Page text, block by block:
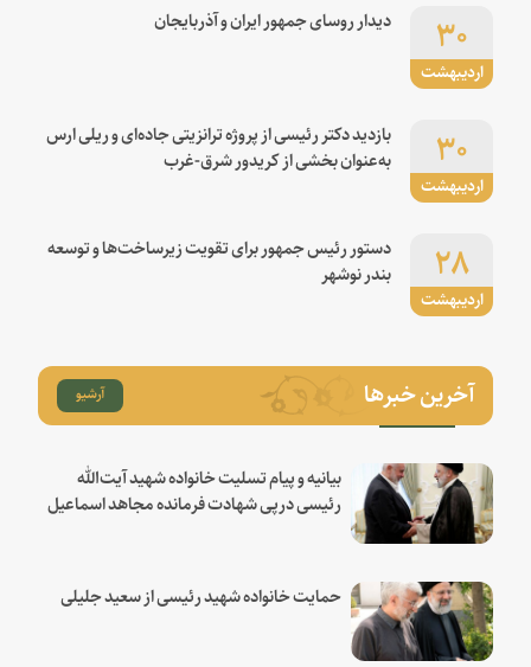
اردیبهشت
۳۰ دیدار روسای جمهور ایران و آذربایجان
اردیبهشت
۳۰
بازدید دکتر رئیسی از پروژه ترانزیتی جاده‌ای و ریلی ارس
به‌عنوان بخشی از کریدور شرق-غرب
اردیبهشت
۲۸
دستور رئیس جمهور برای تقویت زیرساخت‌ها و توسعه
بندر نوشهر
آخرین خبرها آرشیو
بیانیه و پیام تسلیت خانواده شهید آیت‌الله
رئیسی درپی شهادت فرمانده مجاهد اسماعیل
حمایت خانواده شهید رئیسی از سعید جلیلی